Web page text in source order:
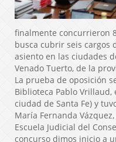
finalmente concurrieron
busca cubrir seis cargos
asiento en las ciudades
Venado Tuerto, de la
La prueba de oposición
Biblioteca Pablo Vrillaud,
ciudad de Santa Fe) y
María Fernanda
Escuela Judicial del
concurso dimos inicio a